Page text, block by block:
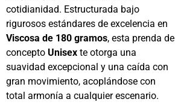
cotidianidad. Estructurada bajo
rigurosos estándares de excelencia en
Viscosa de 180 gramos, esta prenda de
concepto Unisex te otorga una
suavidad excepcional y una caída con
gran movimiento, acoplándose con
total armonía a cualquier escenario.